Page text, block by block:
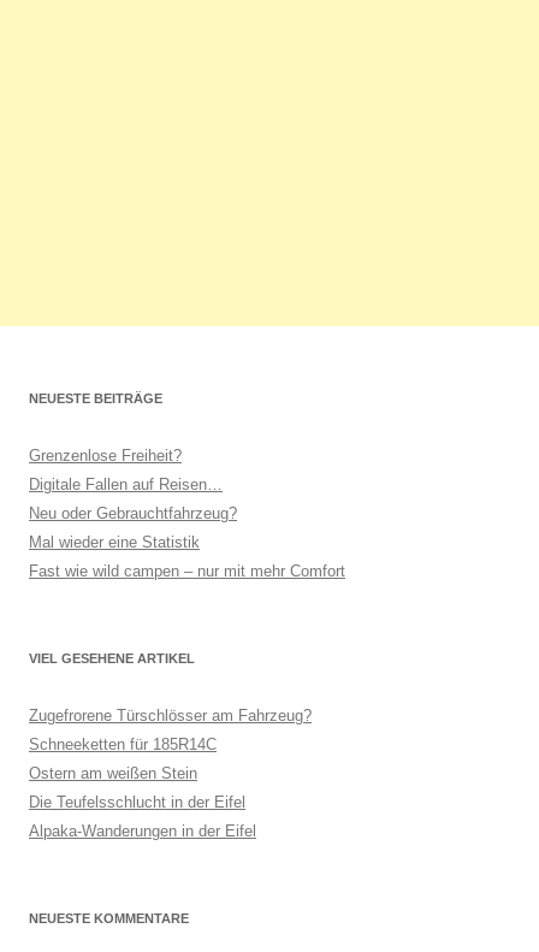
NEUESTE BEITRÄGE
Grenzenlose Freiheit?
Digitale Fallen auf Reisen…
Neu oder Gebrauchtfahrzeug?
Mal wieder eine Statistik
Fast wie wild campen – nur mit mehr Comfort
VIEL GESEHENE ARTIKEL
Zugefrorene Türschlösser am Fahrzeug?
Schneeketten für 185R14C
Ostern am weißen Stein
Die Teufelsschlucht in der Eifel
Alpaka-Wanderungen in der Eifel
NEUESTE KOMMENTARE